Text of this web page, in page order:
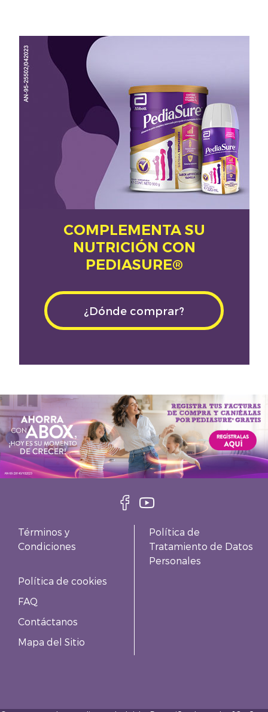
COMPLEMENTA SU
NUTRICIÓN CON
PEDIASURE®
¿Dónde comprar?
Términos y
Condiciones
Política de
Tratamiento de Datos
Personales
Política de cookies
FAQ
Contáctanos
Mapa del Sitio